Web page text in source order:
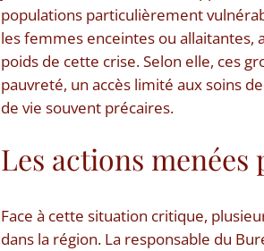
populations particulièrement
les femmes enceintes ou allaitantes,
poids de cette crise. Selon elle, ces
pauvreté, un accès limité aux soins
de vie souvent précaires.
Les actions
Face à cette situation critique,
dans la région. La responsable du